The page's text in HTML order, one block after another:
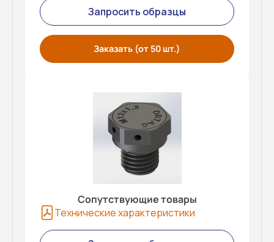
Запросить образцы
Заказать (от 50 шт.)
Сопутствующие товары
Технические характеристики